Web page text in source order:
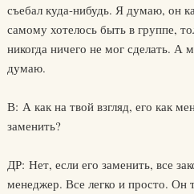
съебал куда-нибудь. Я думаю, он
самому хотелось быть в группе,
никогда ничего не мог сделать. А
думаю.
В: А как на твой взгляд, его как
заменить?
ДР: Нет, если его заменить, все
менеджер. Все легко и просто. Он